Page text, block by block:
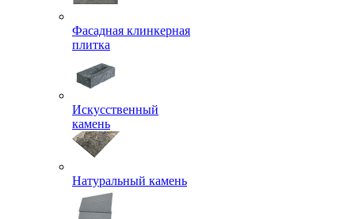
Фасадная клинкерная
плитка
Искусственный
камень
Натуральный камень